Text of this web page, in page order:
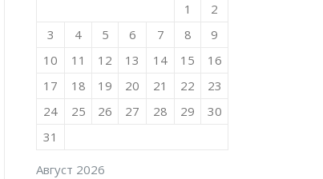
Август 2026
1
2
3
4 5 6 7 8
9
10
11 12 13 14 15
16
17
18 19 20 21 22
23
24
25 26 27 28 29
30
31